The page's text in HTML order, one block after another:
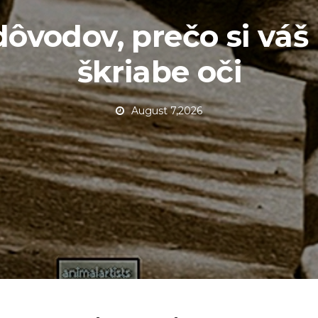
prečo si váš
škriabe oči
August 7,2026